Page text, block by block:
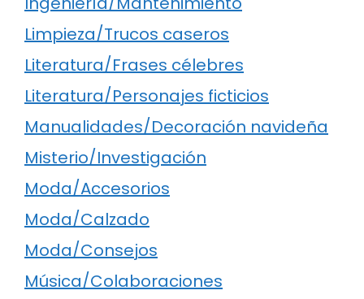
Limpieza/Trucos caseros
Literatura/Frases célebres
Literatura/Personajes ficticios
Manualidades/Decoración navideña
Misterio/Investigación
Moda/Accesorios
Moda/Calzado
Moda/Consejos
Música/Colaboraciones